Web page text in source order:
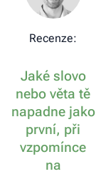
Recenze:
Jaké slovo
nebo věta tě
napadne jako
první, při
vzpomínce
na